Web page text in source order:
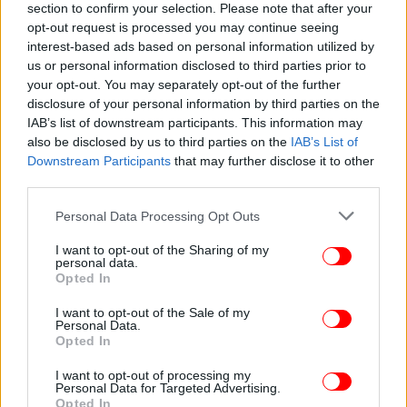
section to confirm your selection. Please note that after your
opt-out request is processed you may continue seeing
interest-based ads based on personal information utilized by
us or personal information disclosed to third parties prior to
your opt-out. You may separately opt-out of the further
disclosure of your personal information by third parties on the
IAB’s list of downstream participants. This information may
also be disclosed by us to third parties on the IAB’s List of
Downstream Participants that may further disclose it to other
Please note that this website/app uses one or more Google
not limited to your visit or usage behaviour. You may click to
grant or deny consent to Google and its third-party tags to
use your data for below specified purposes in below Google
consent section.
Personal Data Processing Opt Outs
I want to opt-out of the Sharing of my
personal data.
Opted In
I want to opt-out of the Sale of my
Personal Data.
Opted In
I want to opt-out of processing my
Personal Data for Targeted Advertising.
Opted In